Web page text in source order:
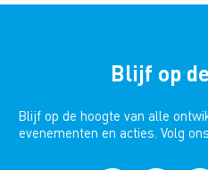
Blijf op
Blijf op de hoogte van alle
evenementen en acties. Volg